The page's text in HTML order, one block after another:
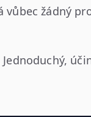
vůbec žádný